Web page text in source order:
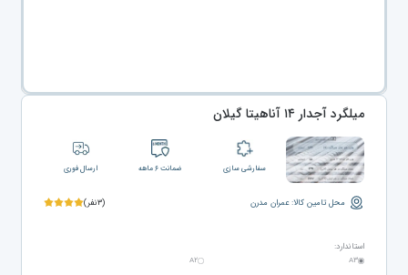
میلگرد آجدار ۱۴ آناهیتا گیلان
سفارشی سازی ضمانت ۶ ماهه ارسال فوری
محل تامین کالا: عمران مدرن (۳نفر)
استاندارد:
A۳ A۲